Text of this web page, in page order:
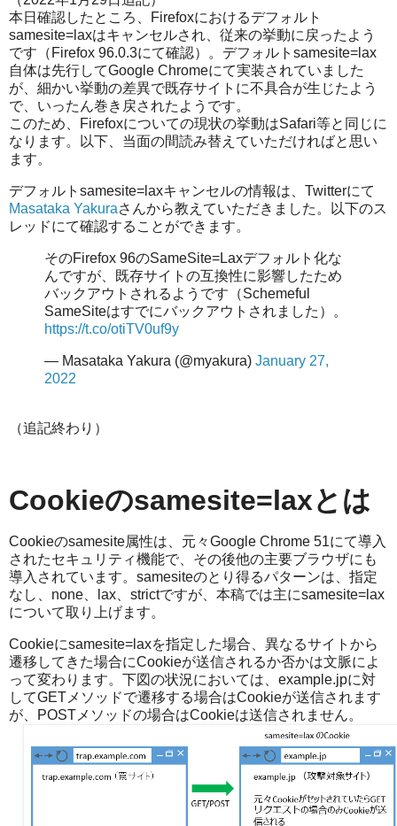
本日確認したところ、Firefoxにおけるデフォルト
samesite=laxはキャンセルされ、従来の挙動に戻ったよう
です（Firefox 96.0.3にて確認）。デフォルトsamesite=lax
自体は先行してGoogle Chromeにて実装されていました
が、細かい挙動の差異で既存サイトに不具合が生じたよう
で、いったん巻き戻されたようです。
このため、Firefoxについての現状の挙動はSafari等と同じに
なります。以下、当面の間読み替えていただければと思い
ます。
デフォルトsamesite=laxキャンセルの情報は、Twitterにて
Masataka Yakuraさんから教えていただきました。以下のス
レッドにて確認することができます。
そのFirefox 96のSameSite=Laxデフォルト化な
んですが、既存サイトの互換性に影響したため
バックアウトされるようです（Schemeful
SameSiteはすでにバックアウトされました）。
https://t.co/otiTV0uf9y
— Masataka Yakura (@myakura) January 27,
2022
（追記終わり）
Cookieのsamesite=laxとは
Cookieのsamesite属性は、元々Google Chrome 51にて導入
されたセキュリティ機能で、その後他の主要ブラウザにも
導入されています。samesiteのとり得るパターンは、指定
なし、none、lax、strictですが、本稿では主にsamesite=lax
について取り上げます。
Cookieにsamesite=laxを指定した場合、異なるサイトから
遷移してきた場合にCookieが送信されるか否かは文脈によ
って変わります。下図の状況においては、example.jpに対
してGETメソッドで遷移する場合はCookieが送信されます
が、POSTメソッドの場合はCookieは送信されません。